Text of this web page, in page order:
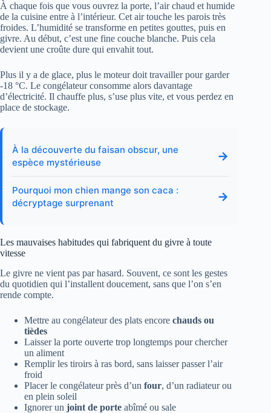
À chaque fois que vous ouvrez la porte, l’air chaud et humide
de la cuisine entre à l’intérieur. Cet air touche les parois très
froides. L’humidité se transforme en petites gouttes, puis en
givre. Au début, c’est une fine couche blanche. Puis cela
devient une croûte dure qui envahit tout.
Plus il y a de glace, plus le moteur doit travailler pour garder
-18 °C. Le congélateur consomme alors davantage
d’électricité. Il chauffe plus, s’use plus vite, et vous perdez en
place de stockage.
À la découverte du faisan obscur, une
espèce mystérieuse
→
Pourquoi mon chien mange son caca :
décryptage surprenant
→
Les mauvaises habitudes qui fabriquent du givre à toute
vitesse
Le givre ne vient pas par hasard. Souvent, ce sont les gestes
du quotidien qui l’installent doucement, sans que l’on s’en
rende compte.
Mettre au congélateur des plats encore chauds ou
tièdes
Laisser la porte ouverte trop longtemps pour chercher
un aliment
Remplir les tiroirs à ras bord, sans laisser passer l’air
froid
Placer le congélateur près d’un four, d’un radiateur ou
en plein soleil
Ignorer un joint de porte abîmé ou sale